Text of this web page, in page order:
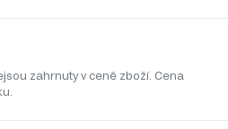
zahrnuty v ceně zboží. Cena